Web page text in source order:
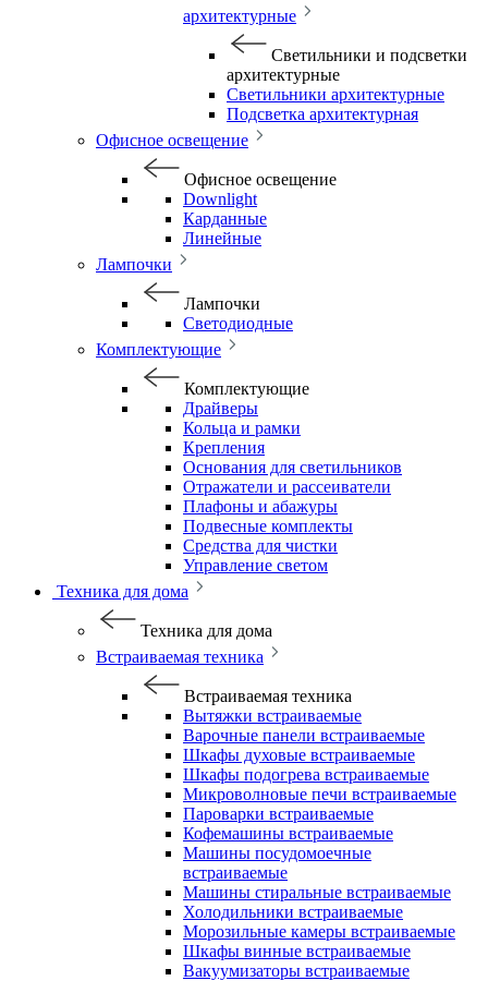
архитектурные
Светильники и подсветки
архитектурные
Светильники архитектурные
Подсветка архитектурная
Офисное освещение
Офисное освещение
Downlight
Карданные
Линейные
Лампочки
Лампочки
Светодиодные
Комплектующие
Комплектующие
Драйверы
Кольца и рамки
Крепления
Основания для светильников
Отражатели и рассеиватели
Плафоны и абажуры
Подвесные комплекты
Средства для чистки
Управление светом
Техника для дома
Техника для дома
Встраиваемая техника
Встраиваемая техника
Вытяжки встраиваемые
Варочные панели встраиваемые
Шкафы духовые встраиваемые
Шкафы подогрева встраиваемые
Микроволновые печи встраиваемые
Пароварки встраиваемые
Кофемашины встраиваемые
Машины посудомоечные
встраиваемые
Машины стиральные встраиваемые
Холодильники встраиваемые
Морозильные камеры встраиваемые
Шкафы винные встраиваемые
Вакуумизаторы встраиваемые